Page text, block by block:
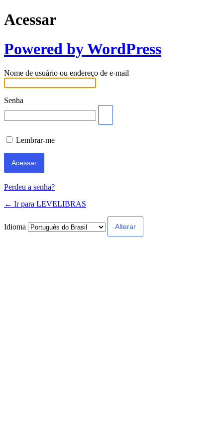
Acessar
Powered by WordPress
Nome de usuário ou endereço de e-mail
Senha
Lembrar-me
Perdeu a senha?
← Ir para LEVELIBRAS
Idioma